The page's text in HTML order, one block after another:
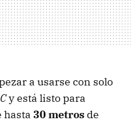
a usarse con solo
y está listo para
hasta 30 metros de